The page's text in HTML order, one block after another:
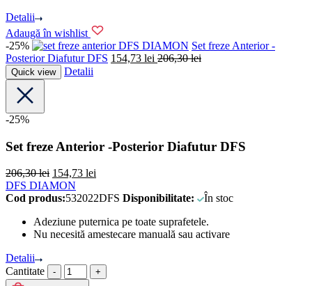
Detalii
Adaugă în wishlist
-25%
DFS DIAMON Set freze Anterior -
Posterior Diafutur DFS 154,73 lei 206,30lei
Quick view Detalii
-25%
Set freze Anterior -Posterior Diafutur DFS
206,30lei 154,73 lei
DFS DIAMON
Cod produs:532022DFS Disponibilitate:
În stoc
Adeziune puternica pe toate suprafetele.
Nu necesită amestecare manuală sau activare
Detalii
Cantitate